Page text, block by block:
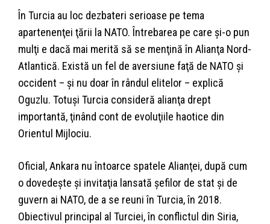
În Turcia au loc dezbateri serioase pe tema
apartenenţei ţării la NATO. Întrebarea pe care şi-o pun
mulţi e dacă mai merită să se menţină în Alianţa Nord-
Atlantică. Există un fel de aversiune faţă de NATO şi
occident – şi nu doar în rândul elitelor – explică
Oguzlu. Totuşi Turcia consideră alianţa drept
importantă, ţinând cont de evoluţiile haotice din
Orientul Mijlociu.
Oficial, Ankara nu întoarce spatele Alianţei, după cum
o dovedeşte şi invitaţia lansată şefilor de stat şi de
guvern ai NATO, de a se reuni în Turcia, în 2018.
Obiectivul principal al Turciei, în conflictul din Siria,